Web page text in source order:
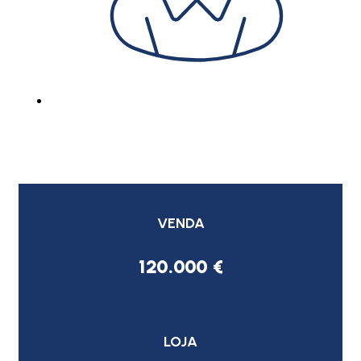
VENDA
120.000 €
LOJA